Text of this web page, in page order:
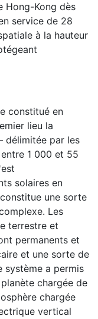
Hong-Kong dès
service de 28
à la hauteur
constitué en
lieu la
délimitée par les
1 000 et 55
solaires en
une sorte
Les
terrestre et
permanents et
et une sorte de
système a permis
chargée de
chargée
vertical